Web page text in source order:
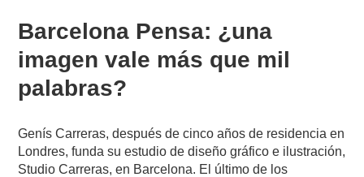
Barcelona Pensa: ¿una
imagen vale más que mil
palabras?
Genís Carreras, después de cinco años de residencia en
Londres, funda su estudio de diseño gráfico e ilustración,
Studio Carreras, en Barcelona. El último de los